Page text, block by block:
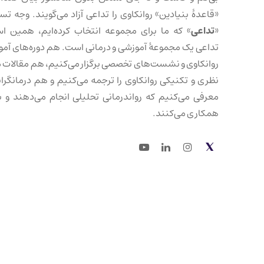
«قاعدهٔ بنیادین» روانکاوی را تداعی آزاد می‌گویند. وجه
«تداعی» که ما برای مجموعه انتخاب کرده‌ایم، همین
تداعی یک مجموعهٔ آموزشی و درمانی است. هم دوره‌های
روانکاوی و نشست‌های تخصصی برگزار می‌کنیم، هم
نظری و تکنیکی روانکاوی را ترجمه می‌کنیم و هم
معرفی می‌کنیم که رواندرمانی تحلیلی انجام می‌دهند و
همکاری می‌کنند.
Twitter
Instagram
LinkedIn
Youtube